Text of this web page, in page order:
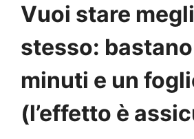
Vuoi stare
stesso: bastano
minuti e un
(l’effetto è